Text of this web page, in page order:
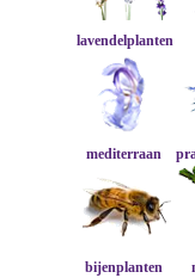
lavendelplanten
mediterraan
bijenplanten